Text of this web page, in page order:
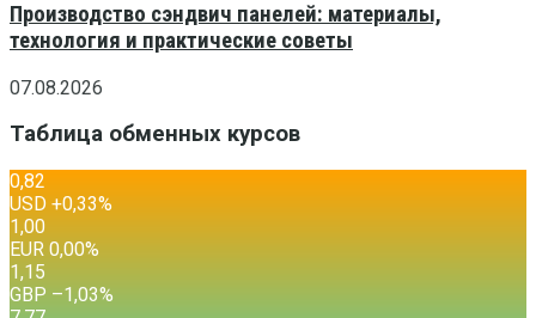
Производство сэндвич панелей: материалы,
технология и практические советы
07.08.2026
Таблица обменных курсов
0,82
USD +0,33%
1,00
EUR 0,00%
1,15
GBP –1,03%